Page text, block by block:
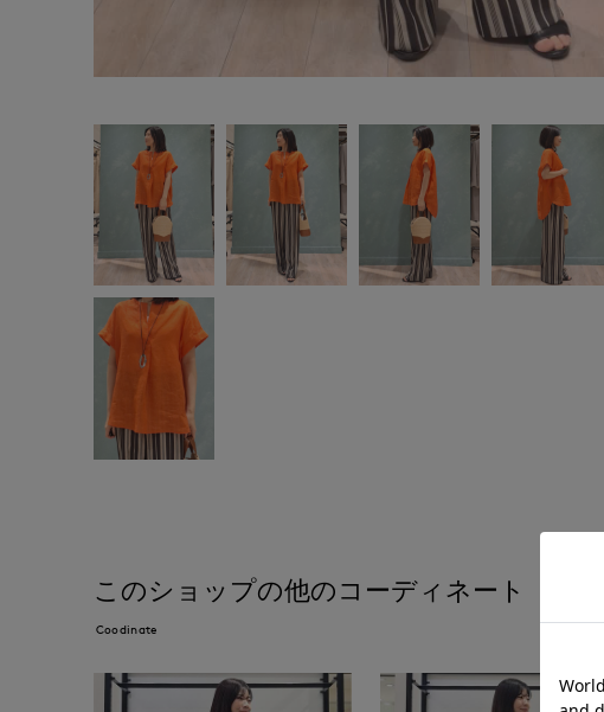
このショップの他のコーディネート
Coodinate